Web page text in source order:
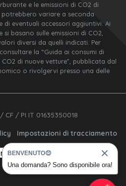
e le emissioni di CO2 di
variare a seconda
di eventuali accessori aggiuntivi. Ai
basano sulle emissioni di CO2,
diversi da quelli indicati. Per
la “Guida ai consumi di
di nuove vetture”, pubblicata dal
o rivolgervi presso una delle
CF / PI IT 01635350018
Impostazioni di tracciamento
BENVENUTO😊
Una domanda? Sono disponibile ora!